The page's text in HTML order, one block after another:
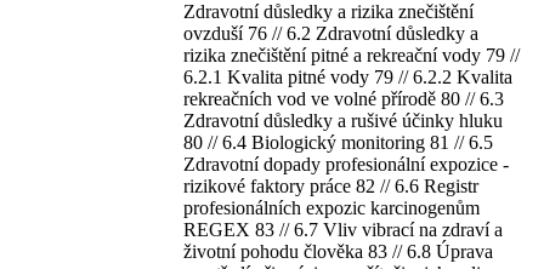
Zdravotní důsledky a rizika znečištění
ovzduší 76 // 6.2 Zdravotní důsledky a
rizika znečištění pitné a rekreační vody 79 //
6.2.1 Kvalita pitné vody 79 // 6.2.2 Kvalita
rekreačních vod ve volné přírodě 80 // 6.3
Zdravotní důsledky a rušivé účinky hluku
80 // 6.4 Biologický monitoring 81 // 6.5
Zdravotní dopady profesionální expozice -
rizikové faktory práce 82 // 6.6 Registr
profesionálních expozic karcinogenům
REGEX 83 // 6.7 Vliv vibrací na zdraví a
životní pohodu člověka 83 // 6.8 Úprava